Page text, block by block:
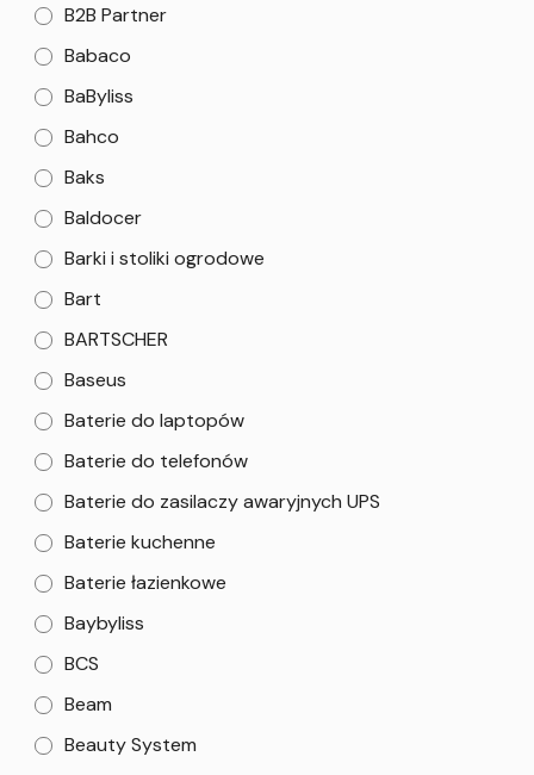
B2B Partner
Babaco
BaByliss
Bahco
Baks
Baldocer
Barki i stoliki ogrodowe
Bart
BARTSCHER
Baseus
Baterie do laptopów
Baterie do telefonów
Baterie do zasilaczy awaryjnych UPS
Baterie kuchenne
Baterie łazienkowe
Baybyliss
BCS
Beam
Beauty System